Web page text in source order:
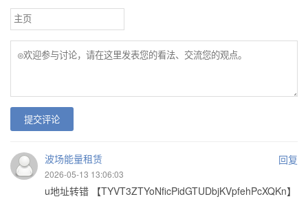
提交评论
波场能量租赁 回复
2026-05-13 13:06:03
u地址转错 【TYVT3ZTYoNficPidGTUDbjKVpfehPcXQKn】